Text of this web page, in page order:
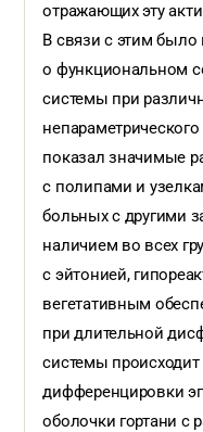
отражающих эту
В связи с этим
о функциональном
системы при
показал значимые
с полипами и
больных с другими
наличием во всех
с эйтонией,
вегетативным
при длительной
системы
дифференцировки
оболочки гортани с